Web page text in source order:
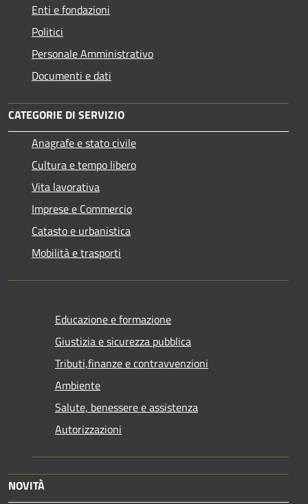
Enti e fondazioni
Politici
Personale Amministrativo
Documenti e dati
CATEGORIE DI SERVIZIO
Anagrafe e stato civile
Cultura e tempo libero
Vita lavorativa
Imprese e Commercio
Catasto e urbanistica
Mobilità e trasporti
Educazione e formazione
Giustizia e sicurezza pubblica
Tributi,finanze e contravvenzioni
Ambiente
Salute, benessere e assistenza
Autorizzazioni
NOVITÀ